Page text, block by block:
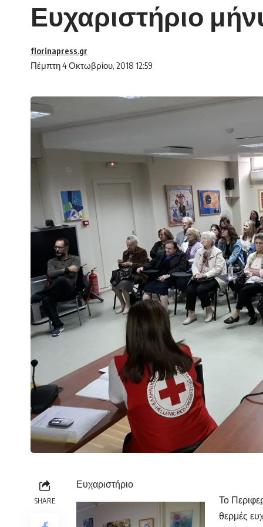
Ευχαριστήριο
Πέμπτη 4 Οκτωβρίου, 2018 12:59
florinapress.gr
SHARE
Ευχαριστήριο
Το
θερμές